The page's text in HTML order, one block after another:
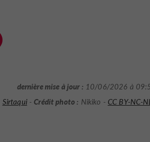
dernière mise à jour : 10/06/2026 à
Sirtaqui-Crédit photo : Nikiko - CC BY-NC-